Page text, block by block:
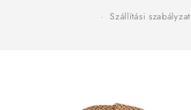
Szállítási szabályzat